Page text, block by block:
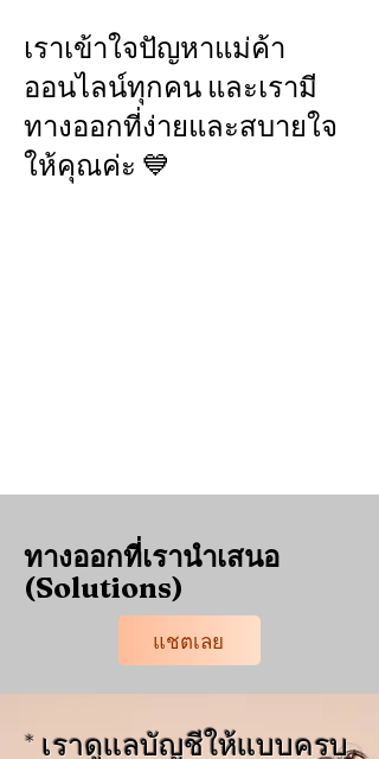
เราเข้าใจปัญหาแม่ค้า
ออนไลน์ทุกคน และเรามี
ทางออกที่ง่ายและสบายใจ
ให้คุณค่ะ 💙
ทางออกที่เรานำเสนอ
(Solutions)
แชตเลย
* เราดูแลบัญชีให้แบบครบ